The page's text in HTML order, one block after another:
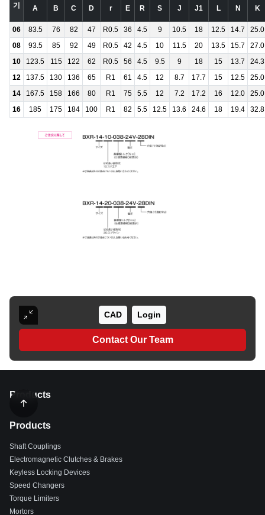
기
A B C D r E R S J J1 L N K
06 83.5 76 82 47 R0.5 36 4.5 9 10.5 18 12.5 14.7
25.0
08
93.5 85 92 49 R0.5 42 4.5 10 11.5 20 13.5 15.7
27.0
10
123.5 115 122 62 R0.5 56 4.5 9.5 9 18 15 13.7
24.3
12
137.5 130 136 65 R1 61 4.5 12 8.7 17.7 15 12.5
25.0
14
167.5 158 166 80 R1 75 5.5 12 7.2 17.2 16 12.0
25.0
16
185 175 184 100 R1 82 5.5 12.5 13.6 24.6 18 19.4 32.8
CAD Login
Contact Our Team
Products
Products
Shaft Couplings
Electromagnetic Clutches & Brakes
Keyless Locking Devices
Speed Changers
Torque Limiters
Mortors